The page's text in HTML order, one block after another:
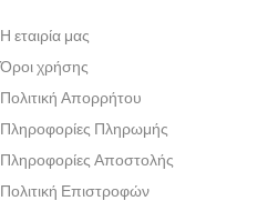
Η εταιρία μας
Όροι χρήσης
Πολιτική Απορρήτου
Πληροφορίες Πληρωμής
Πληροφορίες Αποστολής
Πολιτική Επιστροφών